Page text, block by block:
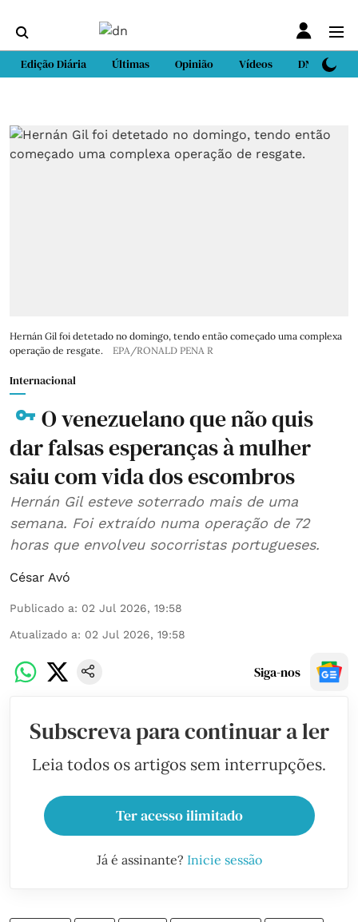
Edição Diária Últimas Opinião Vídeos DN Sport
Hernán Gil foi detetado no domingo, tendo então começado uma complexa
operação de resgate.
EPA/RONALD PENA R
Internacional
O venezuelano que não quis
dar falsas esperanças à mulher
saiu com vida dos escombros
Hernán Gil esteve soterrado mais de uma
semana. Foi extraído numa operação de 72
horas que envolveu socorristas portugueses.
César Avó
Publicado a: 02 Jul 2026, 19:58
Atualizado a: 02 Jul 2026, 19:58
Siga-nos
Subscreva para continuar a ler
Leia todos os artigos sem interrupções.
Ter acesso ilimitado
Já é assinante? Inicie sessão